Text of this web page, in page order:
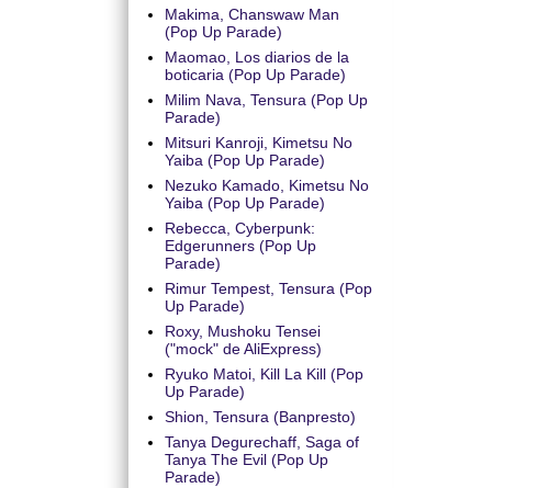
Makima, Chanswaw Man
(Pop Up Parade)
Maomao, Los diarios de la
boticaria (Pop Up Parade)
Milim Nava, Tensura (Pop Up
Parade)
Mitsuri Kanroji, Kimetsu No
Yaiba (Pop Up Parade)
Nezuko Kamado, Kimetsu No
Yaiba (Pop Up Parade)
Rebecca, Cyberpunk:
Edgerunners (Pop Up
Parade)
Rimur Tempest, Tensura (Pop
Up Parade)
Roxy, Mushoku Tensei
("mock" de AliExpress)
Ryuko Matoi, Kill La Kill (Pop
Up Parade)
Shion, Tensura (Banpresto)
Tanya Degurechaff, Saga of
Tanya The Evil (Pop Up
Parade)